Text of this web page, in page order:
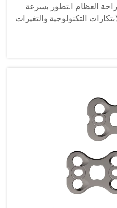
العظام التطور بسرعة
بالابتكارات التكنولوجية والتغيرات
الأجهزة الطبية الدقيقة.
الحديثة بين...